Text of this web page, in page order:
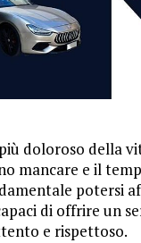
doloroso della
mancare e il
potersi
di offrire un
e rispettoso.